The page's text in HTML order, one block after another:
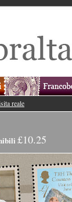
reale
£10.25